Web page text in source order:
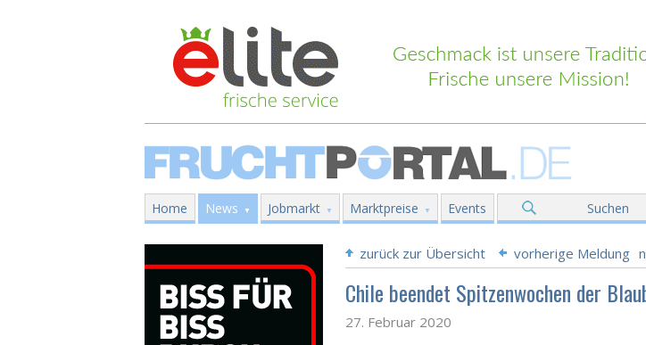
Home News Jobmarkt Marktpreise Events Suchen
zurück zur Übersicht vorherige Meldung
Chile beendet Spitzenwochen der
27. Februar 2020